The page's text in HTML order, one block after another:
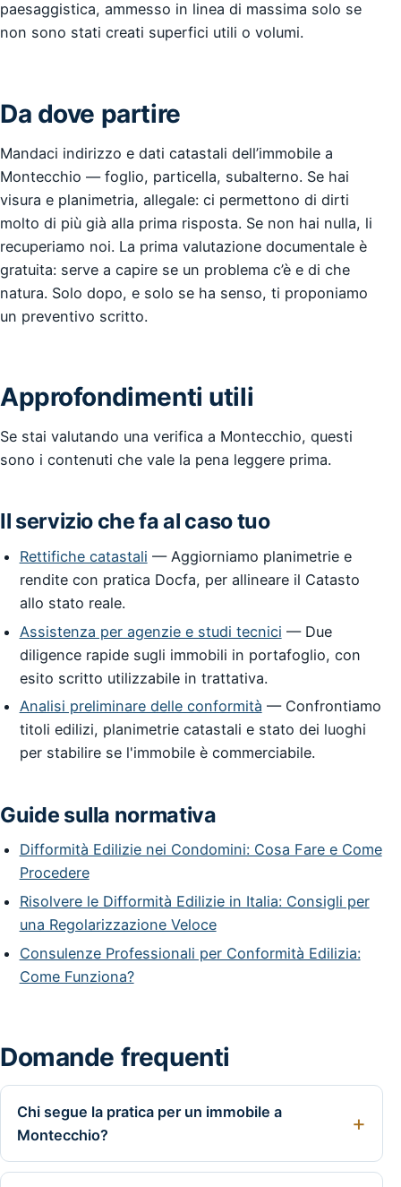
paesaggistica, ammesso in linea di massima solo se
non sono stati creati superfici utili o volumi.
Da dove partire
Mandaci indirizzo e dati catastali dell’immobile a
Montecchio — foglio, particella, subalterno. Se hai
visura e planimetria, allegale: ci permettono di dirti
molto di più già alla prima risposta. Se non hai nulla, li
recuperiamo noi. La prima valutazione documentale è
gratuita: serve a capire se un problema c’è e di che
natura. Solo dopo, e solo se ha senso, ti proponiamo
un preventivo scritto.
Approfondimenti utili
Se stai valutando una verifica a Montecchio, questi
sono i contenuti che vale la pena leggere prima.
Il servizio che fa al caso tuo
Rettifiche catastali — Aggiorniamo planimetrie e
rendite con pratica Docfa, per allineare il Catasto
allo stato reale.
Assistenza per agenzie e studi tecnici — Due
diligence rapide sugli immobili in portafoglio, con
esito scritto utilizzabile in trattativa.
Analisi preliminare delle conformità — Confrontiamo
titoli edilizi, planimetrie catastali e stato dei luoghi
per stabilire se l'immobile è commerciabile.
Guide sulla normativa
Difformità Edilizie nei Condomini: Cosa Fare e Come
Procedere
Risolvere le Difformità Edilizie in Italia: Consigli per
una Regolarizzazione Veloce
Consulenze Professionali per Conformità Edilizia:
Come Funziona?
Domande frequenti
Chi segue la pratica per un immobile a
Montecchio?